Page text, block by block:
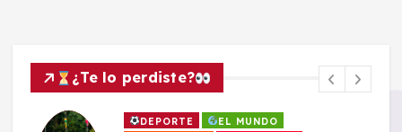
¿Te lo perdiste?
DEPORTE
EL MUNDO